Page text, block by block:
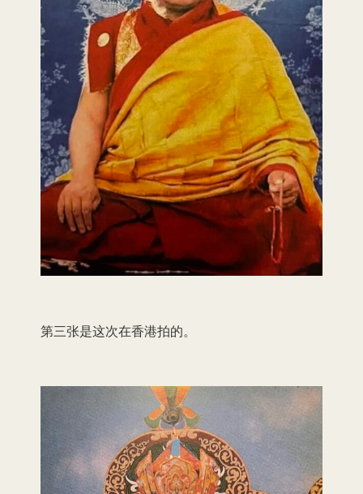
第三张是这次在香港拍的。